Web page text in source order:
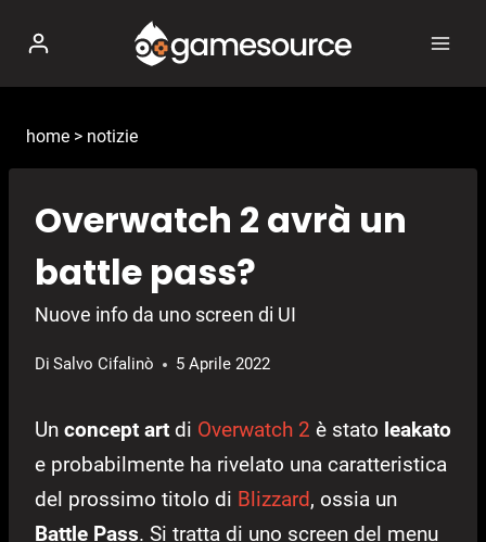
contenuto
home > notizie
Overwatch 2 avrà un
battle pass?
Nuove info da uno screen di UI
Di Salvo Cifalinò 5 Aprile 2022
Un concept art di Overwatch 2 è stato leakato
e probabilmente ha rivelato una caratteristica
del prossimo titolo di Blizzard, ossia un
Battle Pass. Si tratta di uno screen del menu